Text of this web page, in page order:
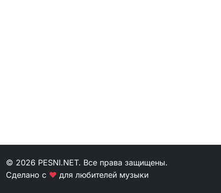
© 2026 PESNI.NET. Все права защищены.
Сделано с ❤ для любителей музыки